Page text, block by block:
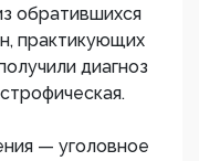
обратившихся
практикующих
диагноз
— уголовное